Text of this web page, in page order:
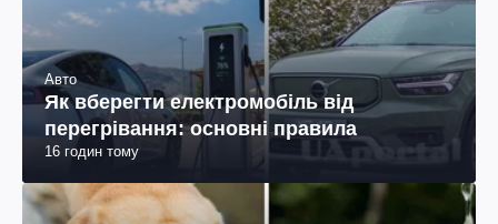
Авто
Як вберегти електромобіль від
перегрівання: основні правила
16 годин тому